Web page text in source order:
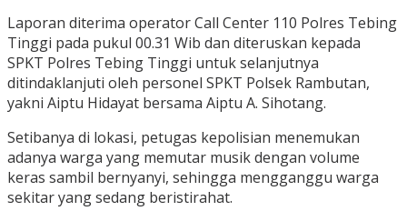
Laporan diterima operator Call Center 110 Polres Tebing
Tinggi pada pukul 00.31 Wib dan diteruskan kepada
SPKT Polres Tebing Tinggi untuk selanjutnya
ditindaklanjuti oleh personel SPKT Polsek Rambutan,
yakni Aiptu Hidayat bersama Aiptu A. Sihotang.
Setibanya di lokasi, petugas kepolisian menemukan
adanya warga yang memutar musik dengan volume
keras sambil bernyanyi, sehingga mengganggu warga
sekitar yang sedang beristirahat.